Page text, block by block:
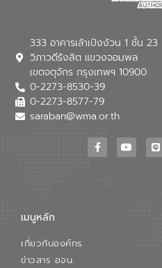
333 อาคารเล้าเป้งง้วน 1 ชั้น 23
วิภาวดีรังสิต แขวงจอมพล
เขตจตุจักร กรุงเทพฯ 10900
0-2273-8530-39
0-2273-8577-79
saraban@wma.or.th
เมนูหลัก
เกี่ยวกับองค์กร
ข่าวสาร อจน.